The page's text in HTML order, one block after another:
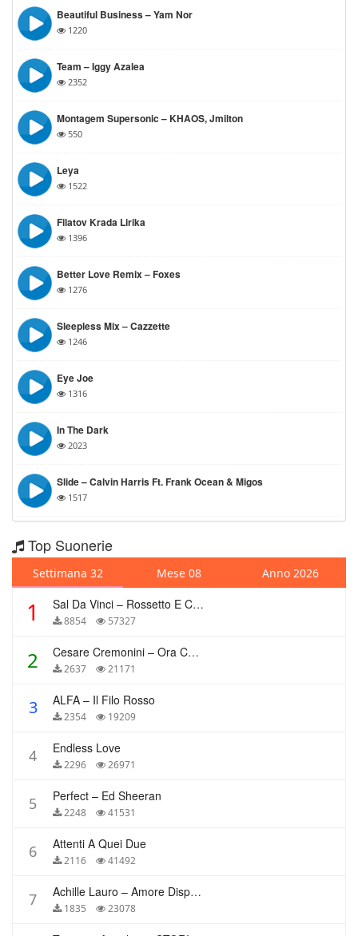
Beautiful Business – Yam Nor
1220
Team – Iggy Azalea
2352
Montagem Supersonic – KHAOS, Jmilton
550
Leya
1522
Filatov Krada Lirika
1396
Better Love Remix – Foxes
1276
Sleepless Mix – Cazzette
1246
Eye Joe
1316
In The Dark
2023
Slide – Calvin Harris Ft. Frank Ocean & Migos
1517
Top Suonerie
Settimana 32 Mese 08 Anno 2026
1 Sal Da Vinci – Rossetto E Caffè
8854 57327
2 Cesare Cremonini – Ora Che Non Ho Più Te
2637 21171
3 ALFA – Il Filo Rosso
2354 19209
4 Endless Love
2296 26971
5 Perfect – Ed Sheeran
2248 41531
6 Attenti A Quei Due
2116 41492
7 Achille Lauro – Amore Disperato
1835 23078